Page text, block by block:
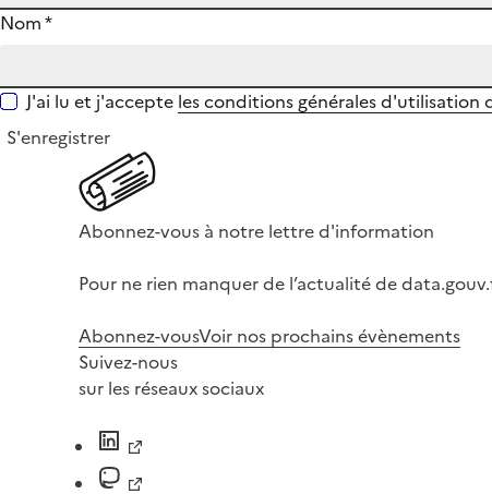
Nom*
J'ai lu et j'accepte les conditions générales d'utilisation
S'enregistrer
Abonnez-vous à notre lettre d'information
Pour ne rien manquer de l’actualité de
Abonnez-vousVoir nos prochains évènements
Suivez-nous
sur les réseaux sociaux